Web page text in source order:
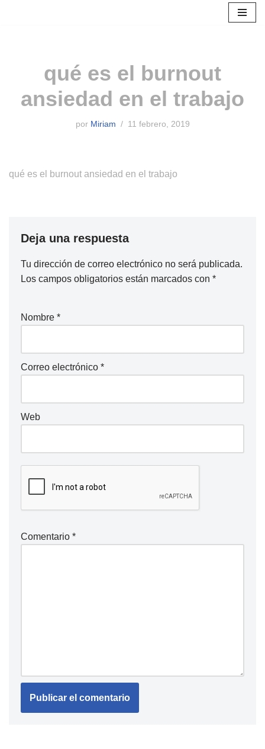
qué es el burnout
ansiedad en el trabajo
por Miriam 11 febrero, 2019
qué es el burnout ansiedad en el trabajo
Deja una respuesta
Tu dirección de correo electrónico no será publicada.
Los campos obligatorios están marcados con *
Nombre *
Correo electrónico *
Web
Comentario *